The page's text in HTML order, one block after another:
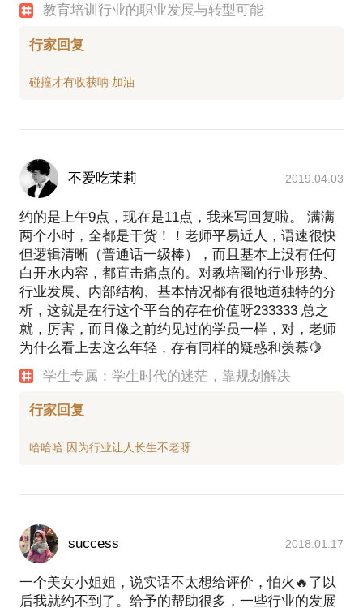
教育培训行业的职业发展与转型可能
行家回复
不爱吃茉莉 2019.04.03
约的是上午9点，现在是11点，我来写回复啦。 满满
两个小时，全都是干货！！老师平易近人，语速很快
但逻辑清晰（普通话一级棒），而且基本上没有任何
白开水内容，都直击痛点的。对教培圈的行业形势、
行业发展、内部结构、基本情况都有很地道独特的分
析，这就是在行这个平台的存在价值呀233333 总之
就，厉害，而且像之前约见过的学员一样，对，老师
为什么看上去这么年轻，存有同样的疑惑和羡慕🍋
学生专属：学生时代的迷茫，靠规划解决
行家回复
success 2018.01.17
一个美女小姐姐，说实话不太想给评价，怕火🔥了以
后我就约不到了。给予的帮助很多，一些行业的发展